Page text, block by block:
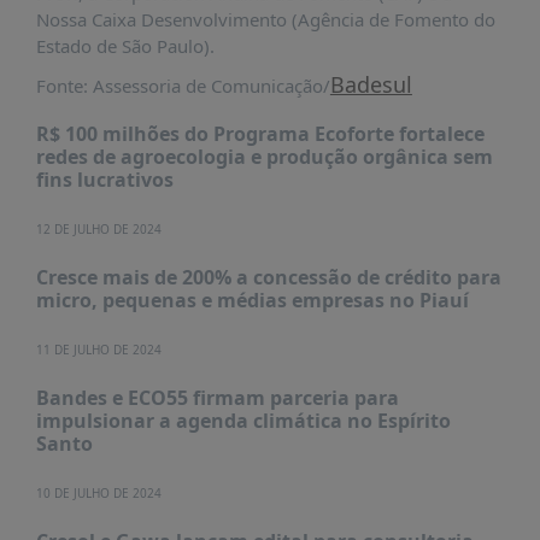
DADOS
FRENTE
PARLAMENTAR
SOBRE
A
INFORMAÇÕES
CURSOS
EVENTOS
INSCRIÇÕES
DISPONÍVEIS
Nossa Caixa Desenvolvimento (Agência de Fomento do
Estado de São Paulo).
Fonte: Assessoria de Comunicação/Badesul
R$ 100 milhões do Programa Ecoforte fortalece
redes de agroecologia e produção orgânica sem
fins lucrativos
12 DE JULHO DE 2024
Cresce mais de 200% a concessão de crédito para
micro, pequenas e médias empresas no Piauí
11 DE JULHO DE 2024
Bandes e ECO55 firmam parceria para
impulsionar a agenda climática no Espírito
Santo
10 DE JULHO DE 2024